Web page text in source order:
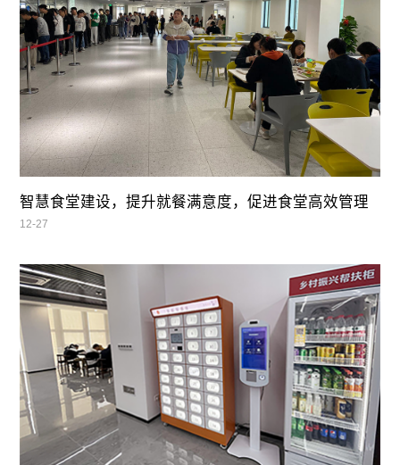
智慧食堂建设，提升就餐满意度，促进食堂高效管理
12-27